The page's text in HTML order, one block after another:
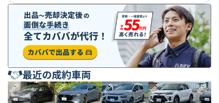
最近の成約車両
SOLD SOLD SOLD SOLD SOLD